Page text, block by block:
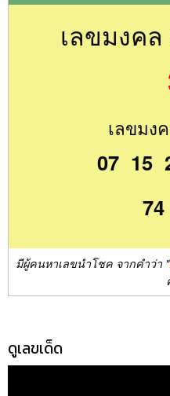
เลขมงค
เลขมง
07 15
มีผู้คนหาเลขนำโชค จากคำว่า "
ดูเลขเด็ด